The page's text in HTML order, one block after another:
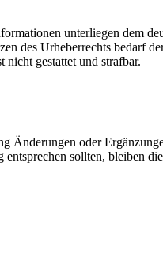
unterliegen dem
des Urheberrechts bedarf
nicht gestattet und strafbar.
Änderungen oder
sollten, bleiben